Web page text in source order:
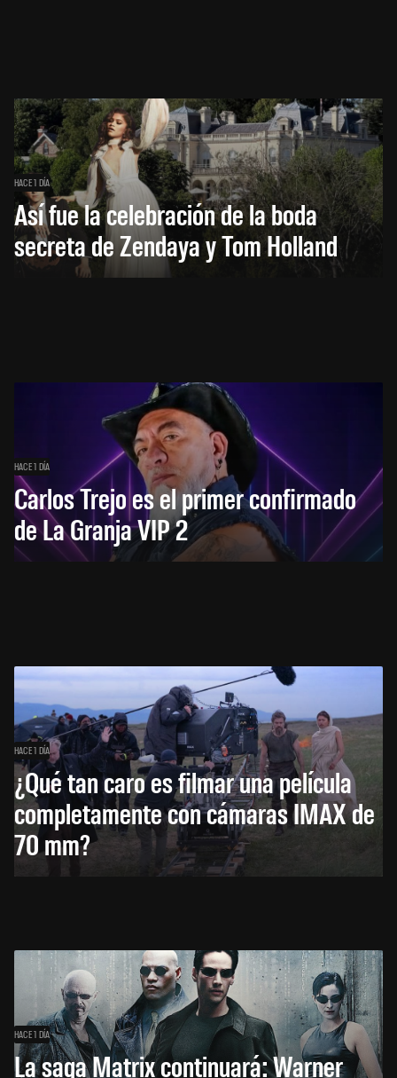
HACE 1 DÍA
Así fue la celebración de la boda
secreta de Zendaya y Tom Holland
HACE 1 DÍA
Carlos Trejo es el primer confirmado
de La Granja VIP 2
HACE 1 DÍA
¿Qué tan caro es filmar una película
completamente con cámaras IMAX de
70 mm?
HACE 1 DÍA
La saga Matrix continuará: Warner